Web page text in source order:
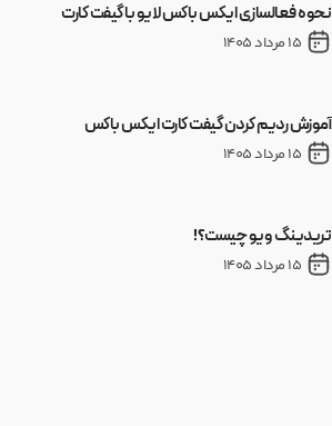
نحوه فعالسازی ایکس باکس لایو با گیفت کارت
15 مرداد 1405
آموزش ردیم کردن گیفت کارت ایکس باکس
15 مرداد 1405
تریدینگ ویو چیست؟!
15 مرداد 1405